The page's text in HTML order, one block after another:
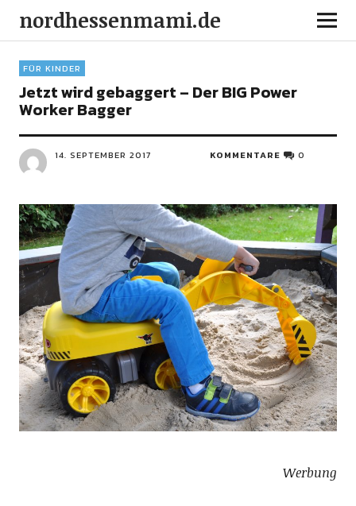
nordhessenmami.de
FÜR KINDER
Jetzt wird gebaggert – Der BIG Power
Worker Bagger
14. SEPTEMBER 2017 KOMMENTARE 0
Werbung